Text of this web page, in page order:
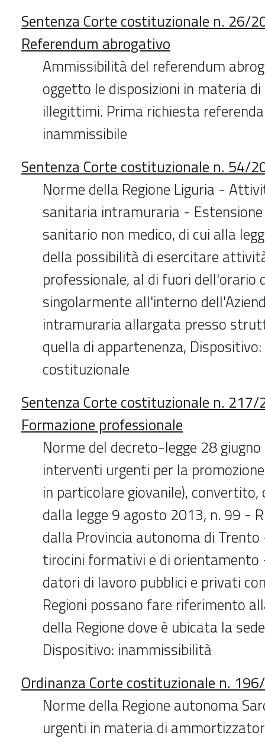
Sentenza Corte costituzionale n. 26/
Referendum abrogativo
Ammissibilità del referendum
oggetto le disposizioni in materia
illegittimi. Prima richiesta
inammissibile
Sentenza Corte costituzionale n. 54/
Norme della Regione Liguria -
sanitaria intramuraria -
sanitario non medico, di cui alla
della possibilità di esercitare
professionale, al di fuori dell'orario
singolarmente all'interno
intramuraria allargata presso
quella di appartenenza,
costituzionale
Sentenza Corte costituzionale n.
Formazione professionale
Norme del decreto-legge 28
interventi urgenti per la promozione
in particolare giovanile), convertito,
dalla legge 9 agosto 2013, n. 99 -
dalla Provincia autonoma di
tirocini formativi e di orientamento
datori di lavoro pubblici e privati
Regioni possano fare riferimento
della Regione dove è ubicata la
Dispositivo: inammissibilità
Ordinanza Corte costituzionale n.
Norme della Regione autonoma
urgenti in materia di